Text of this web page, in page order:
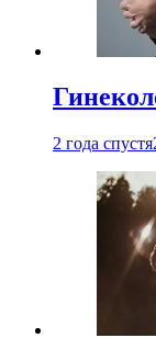
2 года спустя